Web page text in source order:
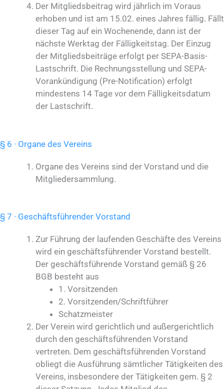
Der Mitgliedsbeitrag wird jährlich im Voraus
erhoben und ist am 15.02. eines Jahres fällig. Fällt
dieser Tag auf ein Wochenende, dann ist der
nächste Werktag der Fälligkeitstag. Der Einzug
der Mitgliedsbeiträge erfolgt per SEPA-Basis-
Lastschrift. Die Rechnungsstellung und SEPA-
Vorankündigung (Pre-Notification) erfolgt
mindestens 14 Tage vor dem Fälligkeitsdatum
der Lastschrift.
§ 6 · Organe des Vereins
Organe des Vereins sind der Vorstand und die
Mitgliedersammlung.
§ 7 · Geschäftsführender Vorstand
Zur Führung der laufenden Geschäfte des Vereins
wird ein geschäftsführender Vorstand bestellt.
Der geschäftsführende Vorstand gemäß § 26
BGB besteht aus
1. Vorsitzenden
2. Vorsitzenden/Schriftführer
Schatzmeister
Der Verein wird gerichtlich und außergerichtlich
durch den geschäftsführenden Vorstand
vertreten. Dem geschäftsführenden Vorstand
obliegt die Ausführung sämtlicher Tätigkeiten des
Vereins, insbesondere der Tätigkeiten gem. § 2